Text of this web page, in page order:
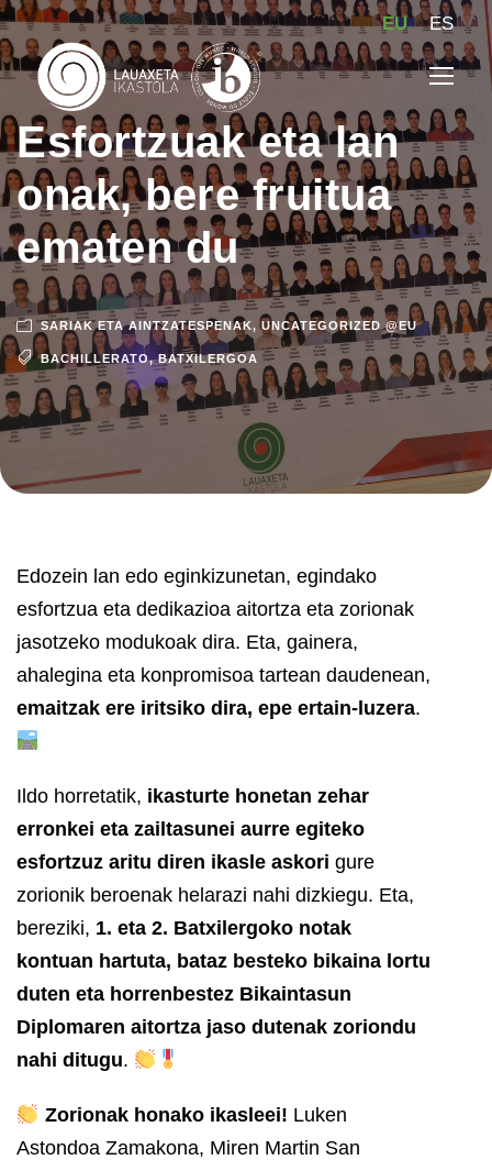
EU ES
Esfortzuak eta lan
onak, bere fruitua
ematen du
SARIAK ETA AINTZATESPENAK, UNCATEGORIZED @EU
BACHILLERATO, BATXILERGOA
Edozein lan edo eginkizunetan, egindako
esfortzua eta dedikazioa aitortza eta zorionak
jasotzeko modukoak dira. Eta, gainera,
ahalegina eta konpromisoa tartean daudenean,
emaitzak ere iritsiko dira, epe ertain-luzera.
Ildo horretatik, ikasturte honetan zehar
erronkei eta zailtasunei aurre egiteko
esfortzuz aritu diren ikasle askori gure
zorionik beroenak helarazi nahi dizkiegu. Eta,
bereziki, 1. eta 2. Batxilergoko notak
kontuan hartuta, bataz besteko bikaina lortu
duten eta horrenbestez Bikaintasun
Diplomaren aitortza jaso dutenak zoriondu
nahi ditugu.
Zorionak honako ikasleei! Luken
Astondoa Zamakona, Miren Martin San